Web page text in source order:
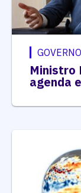
Ministro
agenda